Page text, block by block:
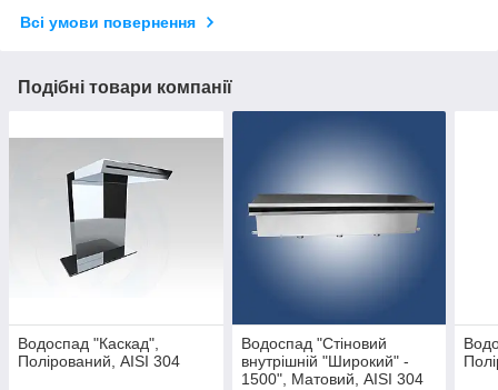
Всі умови повернення
Подібні товари компанії
Водоспад "Каскад",
Полірований, AISI 304
Водоспад "Стіновий
внутрішній "Широкий" -
1500", Матовий, AISI 304